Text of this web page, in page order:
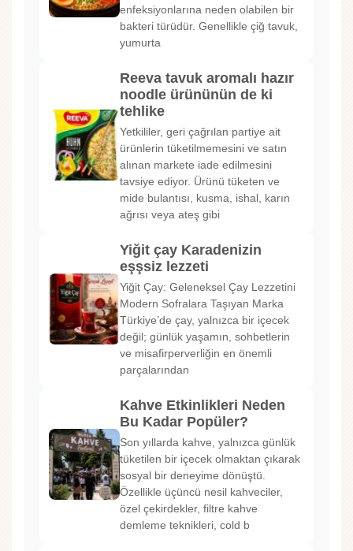
enfeksiyonlarına neden olabilen bir
bakteri türüdür. Genellikle çiğ tavuk,
yumurta
Reeva tavuk aromalı hazır
noodle ürününün de ki
tehlike
Yetkililer, geri çağrılan partiye ait
ürünlerin tüketilmemesini ve satın
alınan markete iade edilmesini
tavsiye ediyor. Ürünü tüketen ve
mide bulantısı, kusma, ishal, karın
ağrısı veya ateş gibi
Yiğit çay Karadenizin
eşşsiz lezzeti
Yiğit Çay: Geleneksel Çay Lezzetini
Modern Sofralara Taşıyan Marka
Türkiye’de çay, yalnızca bir içecek
değil; günlük yaşamın, sohbetlerin
ve misafirperverliğin en önemli
parçalarından
Kahve Etkinlikleri Neden
Bu Kadar Popüler?
Son yıllarda kahve, yalnızca günlük
tüketilen bir içecek olmaktan çıkarak
sosyal bir deneyime dönüştü.
Özellikle üçüncü nesil kahveciler,
özel çekirdekler, filtre kahve
demleme teknikleri, cold b